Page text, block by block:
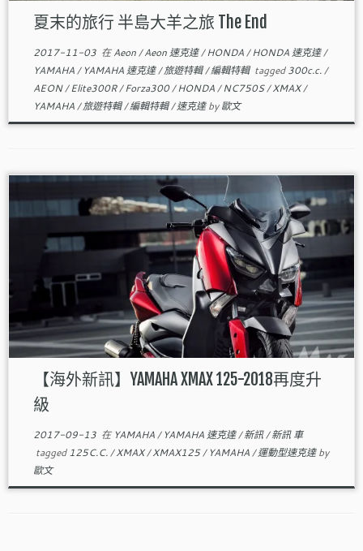
夏末的旅行 半島大羊之旅 The End
2017-11-03在Aeon/Aeon 速克達/HONDA/HONDA 速克達/
YAMAHA/ YAMAHA 速克達/旅遊特輯/編輯特輯 tagged300c.c./
AEON/Elite300R/Forza300/HONDA/NC750S/XMAX/
YAMAHA/旅遊特輯/編輯特輯/速克達by歐文
【海外新訊】YAMAHA XMAX 125-2018再度升
級
2017-09-13在 YAMAHA/ YAMAHA 速克達/新訊/新訊 車
tagged125C.C./XMAX/XMAX125/ YAMAHA/運動型速克達by
歐文